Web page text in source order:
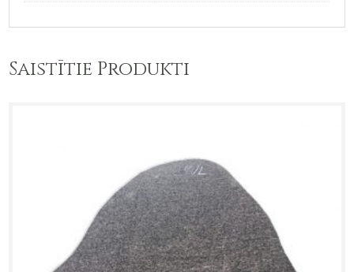
Saistītie Produkti